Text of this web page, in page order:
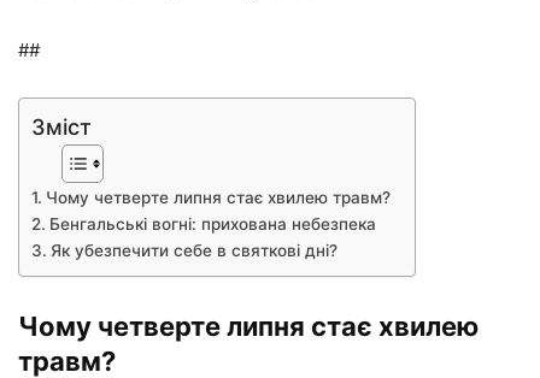
##
Зміст
Чому четверте липня стає хвилею травм?
Бенгальські вогні: прихована небезпека
Як убезпечити себе в святкові дні?
Чому четверте липня стає хвилею
травм?